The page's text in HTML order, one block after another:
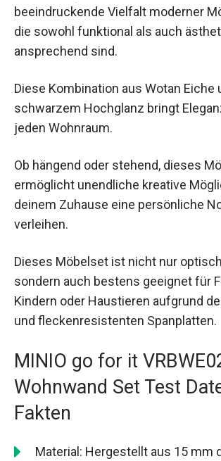
beeindruckende Vielfalt moderner
die sowohl funktional als auch
ansprechend sind.
Diese Kombination aus Wotan Eiche
schwarzem Hochglanz bringt
jeden Wohnraum.
Ob hängend oder stehend, dieses
ermöglicht unendliche kreative
deinem Zuhause eine persönliche
verleihen.
Dieses Möbelset ist nicht nur
sondern auch bestens geeignet für
Kindern oder Haustieren aufgrund
und fleckenresistenten Spanplatten.
MINIO go for it
Wohnwand Set Test
Fakten
Material: Hergestellt aus 15 mm